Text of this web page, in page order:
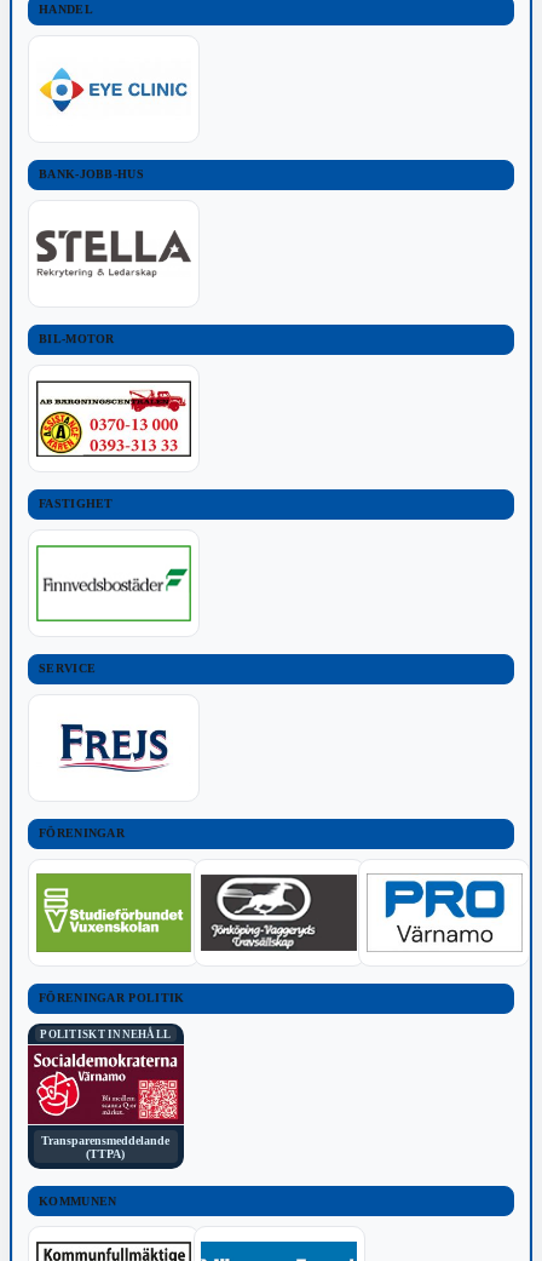
HANDEL
BANK-JOBB-HUS
BIL-MOTOR
FASTIGHET
SERVICE
FÖRENINGAR
FÖRENINGAR POLITIK
POLITISKT INNEHÅLL
Transparensmeddelande
(TTPA)
KOMMUNEN